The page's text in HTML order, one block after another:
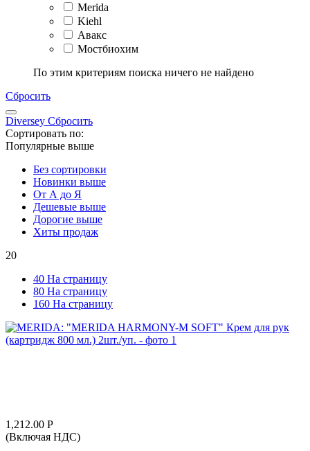
Merida
Kiehl
Авакс
Мостбиохим
По этим критериям поиска ничего не найдено
Сбросить
Diversey Сбросить
Сортировать по:
Популярные выше
Без сортировки
Новинки выше
От А до Я
Дешевые выше
Дорогие выше
Хиты продаж
20
40 На страницу
80 На страницу
160 На страницу
1,212.00 Р
(Включая НДС)